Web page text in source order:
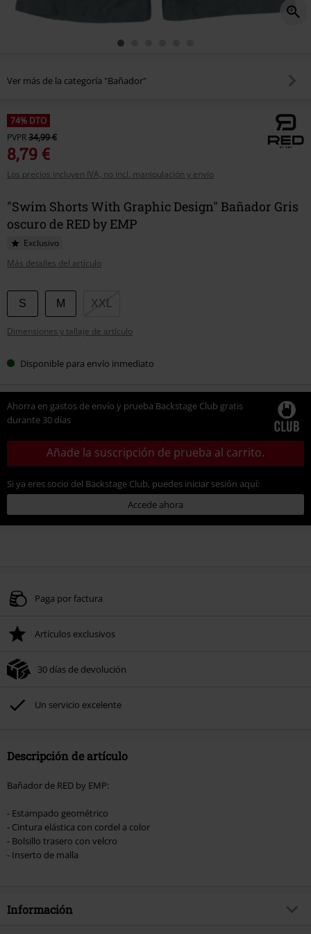
Ver más de la categoría "Bañador"
74% DTO
PVPR34,99 €
8,79 €
Los precios incluyen IVA, no incl. manipulación y envío
"Swim Shorts With Graphic Design" Bañador Gris
oscuro de RED by EMP
Exclusivo
Más detalles del artículo
Elige
tu
talla
S M XXL
Dimensiones y tallaje de artículo
Disponible para envío inmediato
Ahorra en gastos de envío y prueba Backstage Club gratis
durante 30 días
Añade la suscripción de prueba al carrito.
Si ya eres socio del Backstage Club, puedes iniciar sesión aquí:
Accede ahora
Paga por factura
Artículos exclusivos
30 días de devolución
Un servicio excelente
Descripción de artículo
Bañador de RED by EMP:
- Estampado geométrico
- Cintura elástica con cordel a color
- Bolsillo trasero con velcro
- Inserto de malla
Información